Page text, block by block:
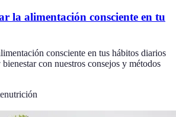
la alimentación consciente en tu
consciente en tus hábitos diarios
con nuestros consejos y métodos
nutrición